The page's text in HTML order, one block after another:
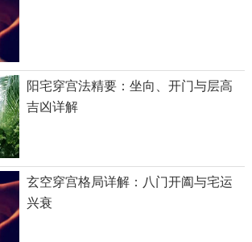
阳宅穿宫法精要：坐向、开门与层高
吉凶详解
玄空穿宫格局详解：八门开阖与宅运
兴衰